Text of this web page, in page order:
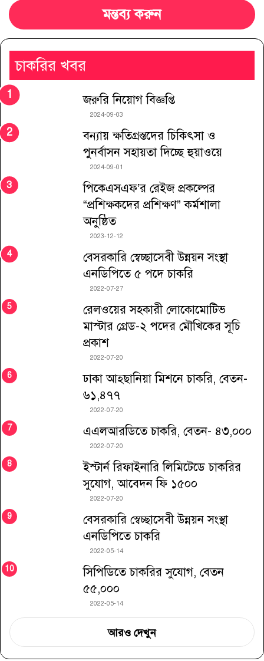
মন্তব্য করুন
চাকরির খবর
জরুরি নিয়োগ বিজ্ঞপ্তি
2024-09-03
বন্যায় ক্ষতিগ্রস্তদের চিকিৎসা ও
পুনর্বাসন সহায়তা দিচ্ছে হুয়াওয়ে
2024-09-01
পিকেএসএফ’র রেইজ প্রকল্পের
“প্রশিক্ষকদের প্রশিক্ষণ” কর্মশালা
অনুষ্ঠিত
2023-12-12
বেসরকারি স্বেচ্ছাসেবী উন্নয়ন সংস্থা
এনডিপিতে ৫ পদে চাকরি
2022-07-27
রেলওয়ের সহকারী লোকোমোটিভ
মাস্টার গ্রেড-২ পদের মৌখিকের সূচি
প্রকাশ
2022-07-20
ঢাকা আহ্ছানিয়া মিশনে চাকরি, বেতন-
৬১,৪৭৭
2022-07-20
এএলআরডিতে চাকরি, বেতন- ৪৩,০০০
2022-07-20
ইস্টার্ন রিফাইনারি লিমিটেডে চাকরির
সুযোগ, আবেদন ফি ১৫০০
2022-07-20
বেসরকারি স্বেচ্ছাসেবী উন্নয়ন সংস্থা
এনডিপিতে চাকরি
2022-05-14
সিপিডিতে চাকরির সুযোগ, বেতন
৫৫,০০০
2022-05-14
আরও দেখুন